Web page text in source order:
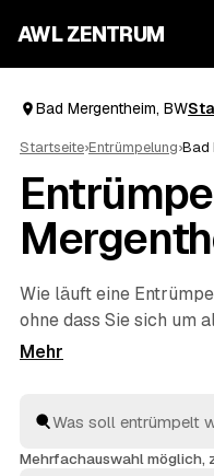
AWL ZENTRUM
Bad Mergentheim, BW
Startseite›Entrümpelung›Bad
Wie läuft eine
ohne dass Sie sich um
beschreiben bei AWL
Anbieter aus BW mit
wählen das beste
Mehrfachauswahl möglich,